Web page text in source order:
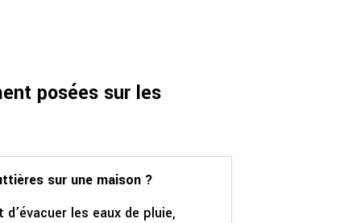
posées sur les
sur une maison ?
les eaux de pluie,